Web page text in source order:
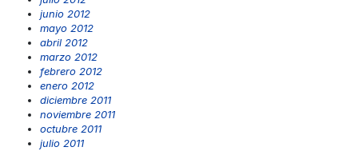
junio 2012
mayo 2012
abril 2012
marzo 2012
febrero 2012
enero 2012
diciembre 2011
noviembre 2011
octubre 2011
julio 2011